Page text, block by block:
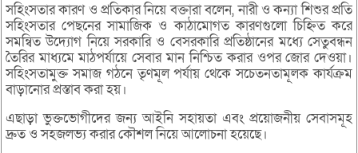
সহিংসতার কারণ ও প্রতিকার নিয়ে বক্তারা বলেন, নারী ও কন্যা শিশুর প্রতি
সহিংসতার পেছনের সামাজিক ও কাঠামোগত কারণগুলো চিহ্নিত করে
সমন্বিত উদ্যোগ নিয়ে সরকারি ও বেসরকারি প্রতিষ্ঠানের মধ্যে সেতুবন্ধন
তৈরির মাধ্যমে মাঠপর্যায়ে সেবার মান নিশ্চিত করার ওপর জোর দেওয়া।
সহিংসতামুক্ত সমাজ গঠনে তৃণমূল পর্যায় থেকে সচেতনতামূলক কার্যক্রম
বাড়ানোর প্রস্তাব করা হয়।
এছাড়া ভুক্তভোগীদের জন্য আইনি সহায়তা এবং প্রয়োজনীয় সেবাসমূহ
দ্রুত ও সহজলভ্য করার কৌশল নিয়ে আলোচনা হয়েছে।